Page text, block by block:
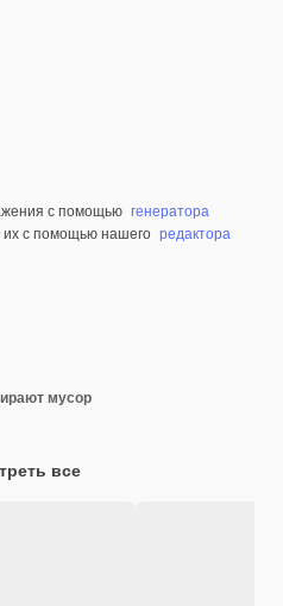
с помощью генератора
их с помощью нашего редактора
мусор
все